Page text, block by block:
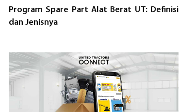
Program Spare Part Alat Berat UT: Definisi
dan Jenisnya